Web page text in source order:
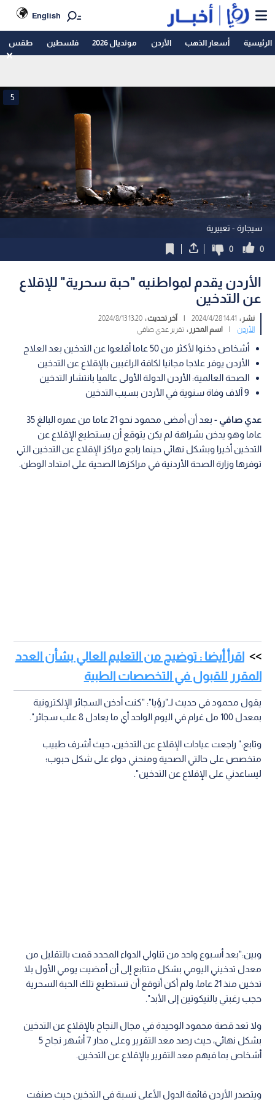
English
الرئيسية أسعار الذهب الأردن مونديال 2026 فلسطين طقس
سيجارة - تعبيرية
5
0
0
الأردن يقدم لمواطنيه "حبة سحرية" للإقلاع
عن التدخين
نشر : 14:41 2024/4/28
| آخر تحديث :13:20 2024/8/13
الأردن
| اسم المحرر : تقرير عدي صافي
أشخاص دخنوا لأكثر من 50 عاما أقلعوا عن التدخين بعد العلاج
الأردن يوفر علاجا مجانيا لكافة الراغبين بالإقلاع عن التدخين
الصحة العالمية: الأردن الدولة الأولى عالميا بانتشار التدخين
9 آلاف وفاة سنوية في الأردن بسبب التدخين
عدي صافي -
بعد أن أمضى محمود نحو 21 عاما من عمره البالغ 35
عاما وهو يدخن بشراهة لم يكن يتوقع أن يستطيع الإقلاع عن
التدخين أخيرا وبشكل نهائي حينما راجع مراكز الإقلاع عن التدخين التي
توفرها وزارة الصحة الأردنية في مراكزها الصحية على امتداد الوطن.
اقرأ أيضا : توضيح من التعليم العالي بشأن العدد
المقرر للقبول في التخصصات الطبية
يقول محمود في حديث لـ"رؤيا": "كنت أدخن السجائر الإلكترونية
بمعدل 100 مل غرام في اليوم الواحد أي ما يعادل 8 علب سجائر".
وتابع:" راجعت عيادات الإقلاع عن التدخين، حيث أشرف طبيب
متخصص على حالتي الصحية ومنحني دواء على شكل حبوب؛
ليساعدني على الإقلاع عن التدخين".
وبين:"بعد أسبوع واحد من تناولي الدواء المحدد قمت بالتقليل من
معدل تدخيني اليومي بشكل متتابع إلى أن أمضيت يومي الأول بلا
تدخين منذ 21 عاما، ولم أكن أتوقع أن تستطيع تلك الحبة السحرية
حجب رغبتي بالنيكوتين إلى الأبد".
ولا تعد قصة محمود الوحيدة في مجال النجاح بالإقلاع عن التدخين
بشكل نهائي، حيث رصد معد التقرير وعلى مدار 7 أشهر نجاح 5
أشخاص بما فيهم معد التقرير بالإقلاع عن التدخين.
ويتصدر الأردن قائمة الدول الأعلى نسبة في التدخين حيث صنفت